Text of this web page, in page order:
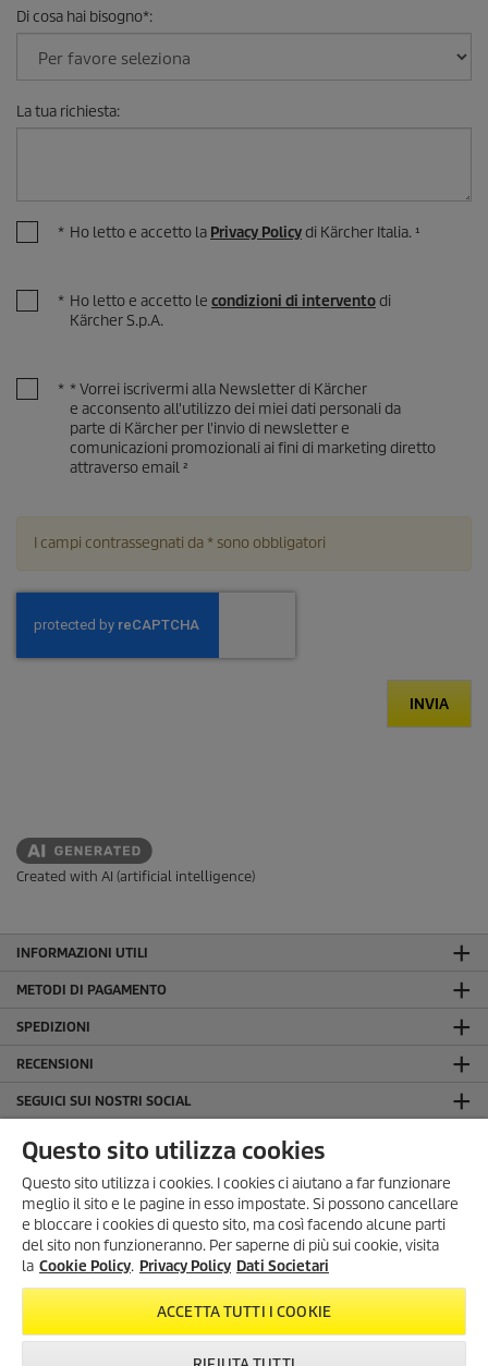
Di cosa hai bisogno*:
La tua richiesta:
* Ho letto e accetto la Privacy Policydi Kärcher Italia. ¹
* Ho letto e accetto le condizioni di interventodi
Kärcher S.p.A.
* * Vorrei iscrivermi alla Newsletter di Kärcher
e acconsento all'utilizzo dei miei dati personali da
parte di Kärcher per l'invio di newsletter e
comunicazioni promozionali ai fini di marketing diretto
attraverso email ²
I campi contrassegnati da * sono obbligatori
INVIA
Created with AI (artificial intelligence)
INFORMAZIONI UTILI
METODI DI PAGAMENTO
SPEDIZIONI
RECENSIONI
SEGUICI SUI NOSTRI SOCIAL
LA NOSTRA AZIENDA
INFORMAZIONI GENERALI
INFORMAZIONI LEGALI
Dati Societari
Privacy Policy
Questo sito utilizza cookies
Questo sito utilizza i cookies. I cookies ci aiutano a far funzionare
meglio il sito e le pagine in esso impostate. Si possono cancellare
e bloccare i cookies di questo sito, ma così facendo alcune parti
del sito non funzioneranno. Per saperne di più sui cookie, visita
la Cookie Policy. Privacy Policy Dati Societari
ACCETTA TUTTI I COOKIE